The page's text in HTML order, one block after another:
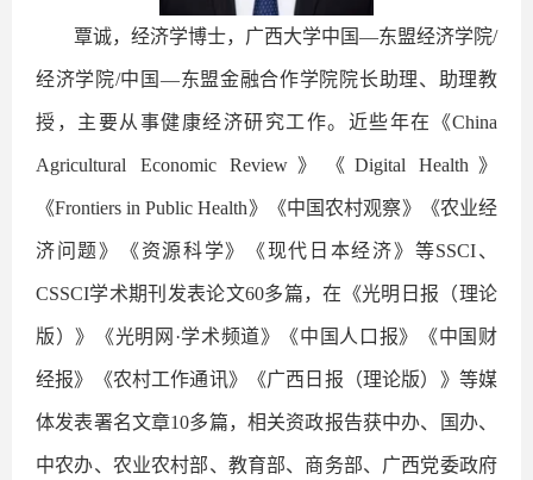
覃诚，经济学博士，广西大学中国—东盟经济学院/
经济学院/中国—东盟金融合作学院院长助理、助理教
授，主要从事健康经济研究工作。近些年在《China
Agricultural Economic Review》《Digital Health》
《Frontiers in Public Health》《中国农村观察》《农业经
济问题》《资源科学》《现代日本经济》等SSCI、
CSSCI学术期刊发表论文60多篇，在《光明日报（理论
版）》《光明网·学术频道》《中国人口报》《中国财
经报》《农村工作通讯》《广西日报（理论版）》等媒
体发表署名文章10多篇，相关资政报告获中办、国办、
中农办、农业农村部、教育部、商务部、广西党委政府